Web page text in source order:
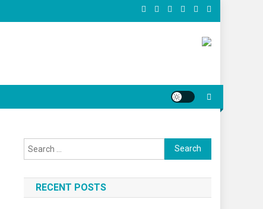
Search for:
RECENT POSTS